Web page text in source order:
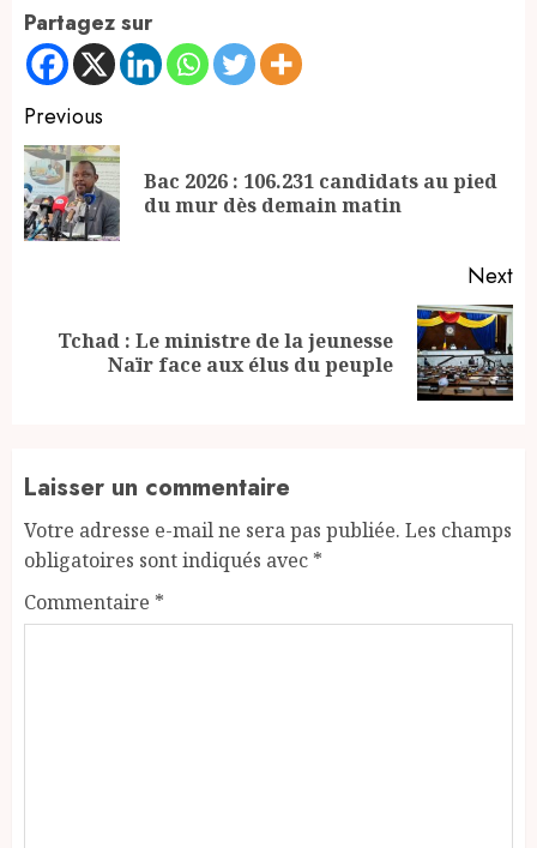
Partagez sur
Continue
Reading
Previous
Bac 2026 : 106.231 candidats au pied
du mur dès demain matin
Next
NextTchad : Le ministre de la jeunesse
Naïr face aux élus du peuple
Laisser un commentaire
Votre adresse e-mail ne sera pas publiée. Les champs
obligatoires sont indiqués avec *
Commentaire *